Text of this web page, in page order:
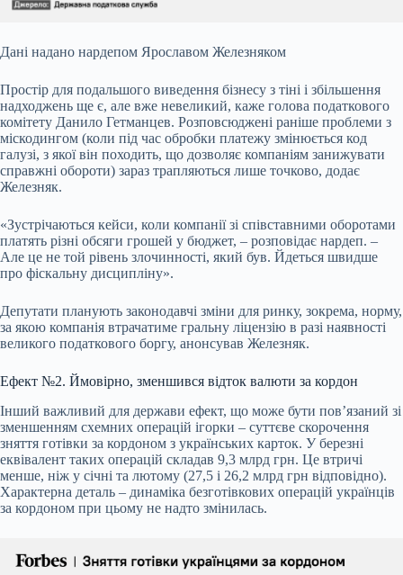
Дані надано нардепом Ярославом Железняком
Простір для подальшого виведення бізнесу з тіні і збільшення
надходжень ще є, але вже невеликий, каже голова податкового
комітету Данило Гетманцев. Розповсюджені раніше проблеми з
міскодингом (коли під час обробки платежу змінюється код
галузі, з якої він походить, що дозволяє компаніям занижувати
справжні обороти) зараз трапляються лише точково, додає
Железняк.
«Зустрічаються кейси, коли компанії зі співставними оборотами
платять різні обсяги грошей у бюджет, – розповідає нардеп. –
Але це не той рівень злочинності, який був. Йдеться швидше
про фіскальну дисципліну».
Депутати планують законодавчі зміни для ринку, зокрема, норму,
за якою компанія втрачатиме гральну ліцензію в разі наявності
великого податкового боргу, анонсував Железняк.
Ефект №2. Ймовірно, зменшився відток валюти за кордон
Інший важливий для держави ефект, що може бути повʼязаний зі
зменшенням схемних операцій ігорки – суттєве скорочення
зняття готівки за кордоном з українських карток. У березні
еквівалент таких операцій складав 9,3 млрд грн. Це втричі
менше, ніж у січні та лютому (27,5 і 26,2 млрд грн відповідно).
Характерна деталь – динаміка безготівкових операцій українців
за кордоном при цьому не надто змінилась.